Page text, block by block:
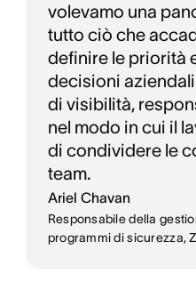
volevamo una
tutto ciò che
definire le priorità
decisioni
di visibilità,
nel modo in cui il
di condividere le
team.
Ariel Chavan
Responsabile della
programmi di sicurezza,